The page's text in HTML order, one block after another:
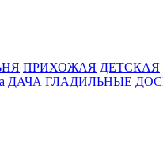
ПРИХОЖАЯ ДЕТСКАЯ
ДАЧА ГЛАДИЛЬНЫЕ